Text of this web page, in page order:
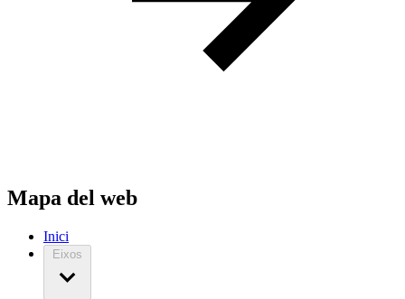
Mapa del web
Inici
Eixos